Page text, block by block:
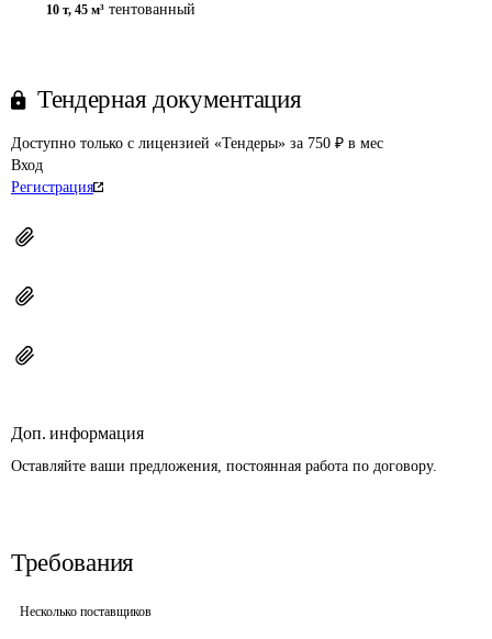
10 т, 45 м³ тентованный
Тендерная документация
Доступно только с лицензией «Тендеры» за 750 ₽ в мес
Вход
Регистрация
Доп. информация
Оставляйте ваши предложения, постоянная работа по договору.
Требования
Несколько поставщиков